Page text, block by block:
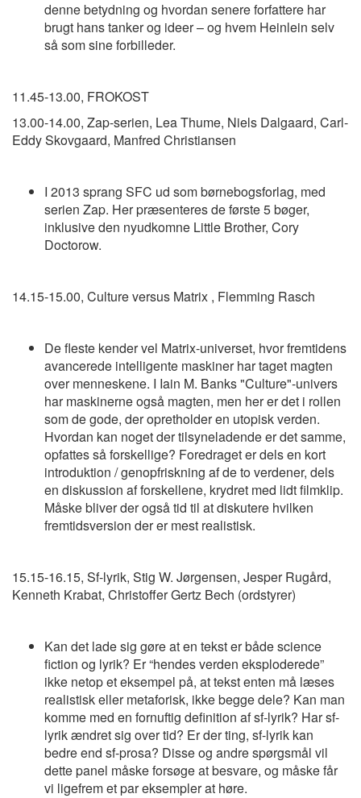
denne betydning og hvordan senere forfattere har
brugt hans tanker og ideer – og hvem Heinlein selv
så som sine forbilleder.
11.45-13.00, FROKOST
13.00-14.00, Zap-serien, Lea Thume, Niels Dalgaard, Carl-
Eddy Skovgaard, Manfred Christiansen
I 2013 sprang SFC ud som børnebogsforlag, med
serien Zap. Her præsenteres de første 5 bøger,
inklusive den nyudkomne Little Brother, Cory
Doctorow.
14.15-15.00, Culture versus Matrix , Flemming Rasch
De fleste kender vel Matrix-universet, hvor fremtidens
avancerede intelligente maskiner har taget magten
over menneskene. I Iain M. Banks "Culture"-univers
har maskinerne også magten, men her er det i rollen
som de gode, der opretholder en utopisk verden.
Hvordan kan noget der tilsyneladende er det samme,
opfattes så forskellige? Foredraget er dels en kort
introduktion / genopfriskning af de to verdener, dels
en diskussion af forskellene, krydret med lidt filmklip.
Måske bliver der også tid til at diskutere hvilken
fremtidsversion der er mest realistisk.
15.15-16.15, Sf-lyrik, Stig W. Jørgensen, Jesper Rugård,
Kenneth Krabat, Christoffer Gertz Bech (ordstyrer)
Kan det lade sig gøre at en tekst er både science
fiction og lyrik? Er “hendes verden eksploderede”
ikke netop et eksempel på, at tekst enten må læses
realistisk eller metaforisk, ikke begge dele? Kan man
komme med en fornuftig definition af sf-lyrik? Har sf-
lyrik ændret sig over tid? Er der ting, sf-lyrik kan
bedre end sf-prosa? Disse og andre spørgsmål vil
dette panel måske forsøge at besvare, og måske får
vi ligefrem et par eksempler at høre.